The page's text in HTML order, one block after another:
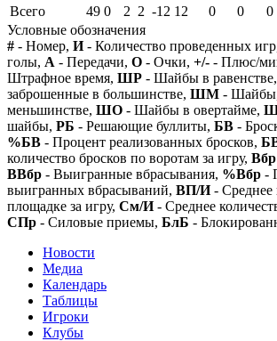
Всего
49 0 2 2 -12 12 0 0 0
Условные обозначения
# - Номер, И- Количество проведенных
голы, А - Передачи, О - Очки, +/- - Плюс/
Штрафное время, ШР - Шайбы в равенстве,
заброшенные в большинстве, ШМ -
меньшинстве, ШО - Шайбы в овертайме,
шайбы, РБ - Решающие буллиты, БВ -
%БВ - Процент реализованных бросков,
количество бросков по воротам за игру, Вбр
ВВбр - Выигранные вбрасывания, %Вбр -
выигранных вбрасываний, ВП/И- Среднее
площадке за игру, См/И- Среднее
СПр - Силовые приемы, БлБ -
Новости
Медиа
Календарь
Таблицы
Игроки
Клубы